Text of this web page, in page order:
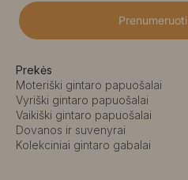
Prenumeruoti
Prekės
Moteriški gintaro papuošalai
Vyriški gintaro papuošalai
Vaikiški gintaro papuošalai
Dovanos ir suvenyrai
Kolekciniai gintaro gabalai